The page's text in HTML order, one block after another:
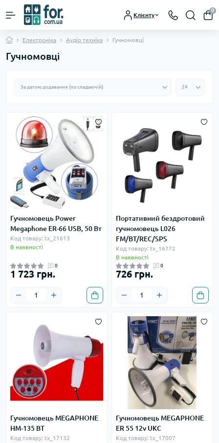
Клієнту
0
Електроніка Аудіо техніка Гучномовці
Гучномовці
Гучномовець Power
Megaphone ER-66 USB, 50 Вт
Код товару: tx_21613
В наявності
0
1 723 грн.
Портативний бездротовий
гучномовець L026
FM/BT/REC/SPS
Код товару: tx_16772
В наявності
0
726 грн.
Гучномовець MEGAPHONE
HM-135 BT
Код товару: tx_17132
Гучномовець MEGAPHONE
ER 55 12v UKC
Код товару: tx_17007